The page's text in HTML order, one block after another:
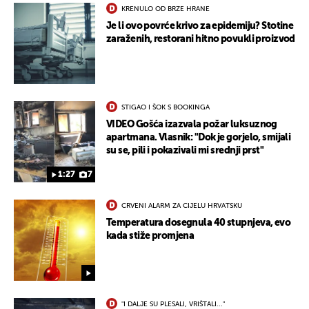
KRENULO OD BRZE HRANE
Je li ovo povrće krivo za epidemiju? Stotine
zaraženih, restorani hitno povukli proizvod
1:27 7
STIGAO I ŠOK S BOOKINGA
VIDEO Gošća izazvala požar luksuznog
apartmana. Vlasnik: "Dok je gorjelo, smijali
su se, pili i pokazivali mi srednji prst"
CRVENI ALARM ZA CIJELU HRVATSKU
Temperatura dosegnula 40 stupnjeva, evo
kada stiže promjena
"I DALJE SU PLESALI, VRIŠTALI..."
UKLJUČITE NOTIFIKACIJE